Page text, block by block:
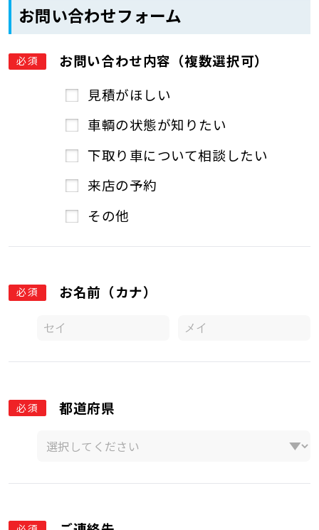
お問い合わせフォーム
必須
お問い合わせ内容（複数選択可）
見積がほしい
車輌の状態が知りたい
下取り車について相談したい
来店の予約
その他
必須 お名前（カナ）
必須 都道府県